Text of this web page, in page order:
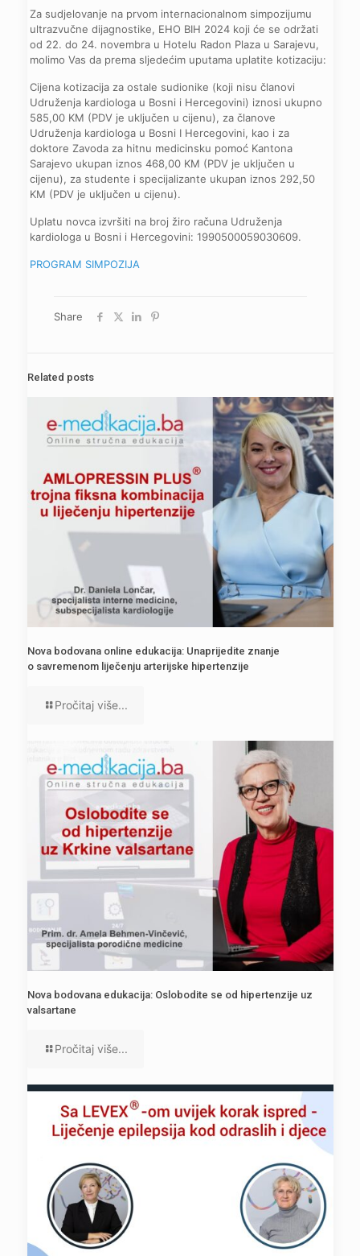
Za sudjelovanje na prvom internacionalnom simpozijumu
ultrazvučne dijagnostike, EHO BIH 2024 koji će se održati
od 22. do 24. novembra u Hotelu Radon Plaza u Sarajevu,
molimo Vas da prema sljedećim uputama uplatite kotizaciju:
Cijena kotizacija za ostale sudionike (koji nisu članovi
Udruženja kardiologa u Bosni i Hercegovini) iznosi ukupno
585,00 KM (PDV je uključen u cijenu), za članove
Udruženja kardiologa u Bosni I Hercegovini, kao i za
doktore Zavoda za hitnu medicinsku pomoć Kantona
Sarajevo ukupan iznos 468,00 KM (PDV je uključen u
cijenu), za studente i specijalizante ukupan iznos 292,50
KM (PDV je uključen u cijenu).
Uplatu novca izvršiti na broj žiro računa Udruženja
kardiologa u Bosni i Hercegovini: 1990500059030609.
PROGRAM SIMPOZIJA
Share
Related posts
Nova bodovana online edukacija: Unaprijedite znanje
o savremenom liječenju arterijske hipertenzije
Pročitaj više...
Nova bodovana edukacija: Oslobodite se od hipertenzije uz
valsartane
Pročitaj više...